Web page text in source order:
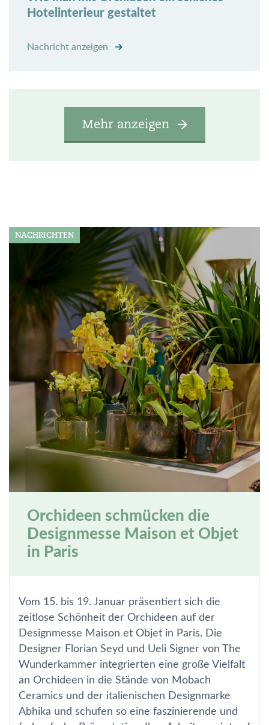
Hotelinterieur gestaltet
Nachricht anzeigen
Mehr anzeigen
NACHRICHTEN
Orchideen schmücken die
Designmesse Maison et Objet
in Paris
Vom 15. bis 19. Januar präsentiert sich die
zeitlose Schönheit der Orchideen auf der
Designmesse Maison et Objet in Paris. Die
Designer Florian Seyd und Ueli Signer von The
Wunderkammer integrierten eine große Vielfalt
an Orchideen in die Stände von Mobach
Ceramics und der italienischen Designmarke
Abhika und schufen so eine faszinierende und